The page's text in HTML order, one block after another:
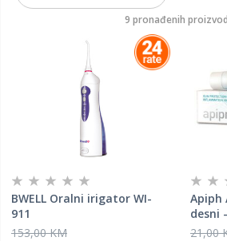
9 pronađenih
BWELL Oralni irigator WI-
911
153,00 KM
Apiph
desni
21,00